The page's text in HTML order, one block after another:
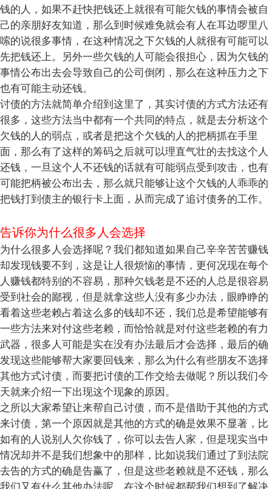
钱的人，如果不赶快把钱还上就很有可能欠钱的事情会被自
己的亲朋好友知道，那么到时候难免就会有人在耳边啰里八
嗦的说很多事情，在这种情况之下欠钱的人就很有可能可以
先把钱还上。另外一些欠钱的人可能会很担心，因为欠钱的
事情公布出去会导致自己的公司倒闭，那么在这种压力之下
也有可能主动还钱。
讨债的方法就简单介绍到这里了，其实讨债的方式方法还有
很多，这些方法当中都有一个共同的特点，就是去分析这个
欠钱的人的弱点，或者是把这个欠钱的人的把柄抓在手里
面，那么有了这样的筹码之后就可以理直气壮的去找这个人
还钱，一旦这个人不还钱的话就有可能弱点受到攻击，也有
可能把柄被公布出去，那么就只能够让这个欠钱的人乖乖的
把钱打到债主的银行卡上面，从而完成了追讨债务的工作。
告诉你为什么很多人会选择
为什么很多人会选择呢？我们都知道如果自己辛辛苦苦赚钱
却发现钱要不到，这是让人很烦恼的事情，更何况现在每个
人赚钱都特别的不容易，那种欠钱老是不还的人总是很容易
受到社会的鄙视，但是就拿这些人没有多少办法，眼睁睁的
看着这些老赖占着这么多的钱却不还，我们总是希望能够有
一些方法来对付这些老赖，而恰恰就是对付这些老赖的有力
武器，很多人可能是实在没有办法最后才会选择，最后的确
发现这些能够帮大家要回钱来，那么为什么有些朋友不选择
其他方式讨债，而要把讨债的工作交给去做呢？所以我们今
天就来介绍一下出现这个现象的原因。
之所以大家希望让来帮自己讨债，而不是借助于其他的方式
来讨债，第一个原因就是其他的方式的确是效果不显著，比
如有的人说别人欠你钱了，你可以去告人家，但是现实当中
情况却并不是我们想象中的那样，比如说我们通过了到法院
去告的方式的确是告赢了，但是这些老赖就是不还钱，那么
我们又有什么其他办法呢，在这个时候都帮我们想到了解决